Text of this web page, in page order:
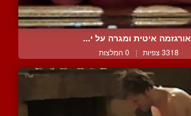
אורגזמה איטית ומגרה על י...
3318 צפיות | 0 המלצות